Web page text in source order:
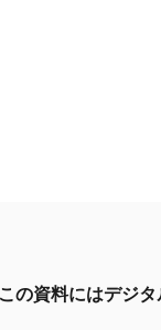
この資料にはデジタ